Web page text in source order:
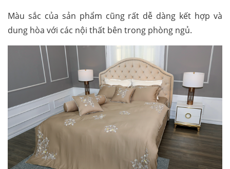
Màu sắc của sản phẩm cũng rất dễ dàng kết hợp và
dung hòa với các nội thất bên trong phòng ngủ.